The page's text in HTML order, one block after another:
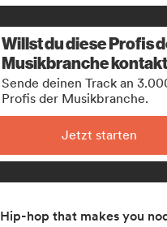
Willst du diese Profis
Musikbranche
Sende deinen Track an
Profis der Musikbranche.
Jetzt starten
Hip-hop that makes you